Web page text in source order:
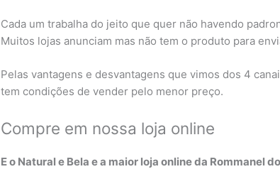
Cada um trabalha do jeito que quer não havendo
Muitos lojas anunciam mas não tem o produto para
Pelas vantagens e desvantagens que vimos dos 4
tem condições de vender pelo menor preço.
Compre em nossa loja online
E o Natural e Bela e a maior loja online da Rommanel